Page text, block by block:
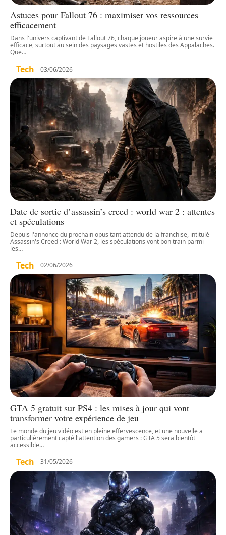
Astuces pour Fallout 76 : maximiser vos ressources
efficacement
Dans l'univers captivant de Fallout 76, chaque joueur aspire à une survie
efficace, surtout au sein des paysages vastes et hostiles des Appalaches.
Que…
Tech 03/06/2026
Date de sortie d’assassin’s creed : world war 2 : attentes
et spéculations
Depuis l'annonce du prochain opus tant attendu de la franchise, intitulé
Assassin's Creed : World War 2, les spéculations vont bon train parmi
les…
Tech 02/06/2026
GTA 5 gratuit sur PS4 : les mises à jour qui vont
transformer votre expérience de jeu
Le monde du jeu vidéo est en pleine effervescence, et une nouvelle a
particulièrement capté l'attention des gamers : GTA 5 sera bientôt
accessible…
Tech 31/05/2026